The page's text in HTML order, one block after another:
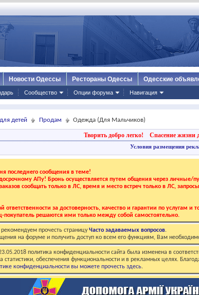
Сообщество Опции форума Навигация
Новости Одессы Рестораны Одессы Одесские
детей Продам Одежда (Для Мальчиков)
Творить добро легко! Спасение жизни
Условия размещения
последнего сообщения в теме!
АПу! Бронь осуществляется путем общения через личные/
сообщать только в ЛС, время и место встреч только в ЛС,
за достоверность, качество и гарантии по
решаются ими только между собой самостоятельно.
прочесть страницуЧасто задаваемых вопросов.
на форуме и получить доступ ко всем его функциям, Вам
политика конфиденциальности сайта была изменена в
статистики, обеспечения функциональности и в рекламных целях.
конфиденциальности вы можете прочесть здесь.